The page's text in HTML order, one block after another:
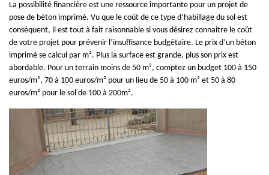
La possibilité financière est une ressource importante pour un projet de
pose de béton imprimé. Vu que le coût de ce type d’habillage du sol est
conséquent, il est tout à fait raisonnable si vous désirez connaitre le coût
de votre projet pour prévenir l’insuffisance budgétaire. Le prix d’un béton
imprimé se calcul par m². Plus la surface est grande, plus son prix est
abordable. Pour un terrain moins de 50 m², comptez un budget 100 à 150
euros/m², 70 à 100 euros/m² pour un lieu de 50 à 100 m² et 50 à 80
euros/m² pour le sol de 100 à 200m².